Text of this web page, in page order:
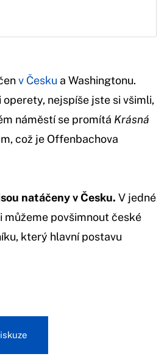
v Česku a Washingtonu.
nejspíše jste si všimli,
náměstí se promítá Krásná
což je Offenbachova
natáčeny v Česku. V jedné
můžeme povšimnout české
který hlavní postavu